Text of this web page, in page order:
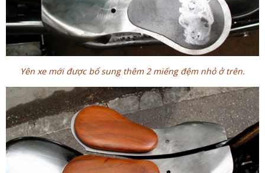
Yên xe mới được bổ sung thêm 2 miếng đệm nhỏ ở trên.